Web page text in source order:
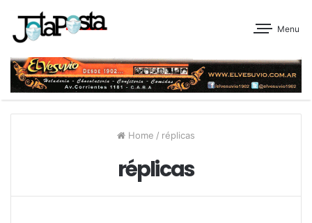
Menu
Home / réplicas
réplicas